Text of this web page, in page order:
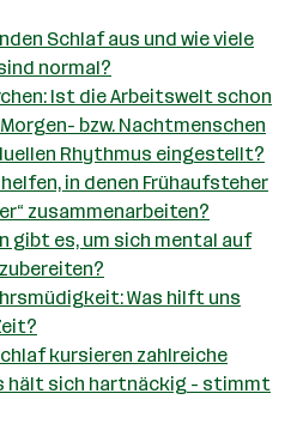
Schlaf aus und wie viele
normal?
Ist die Arbeitswelt schon
bzw. Nachtmenschen
Rhythmus eingestellt?
in denen Frühaufsteher
zusammenarbeiten?
gibt es, um sich mental auf
Was hilft uns
kursieren zahlreiche
hält sich hartnäckig - stimmt